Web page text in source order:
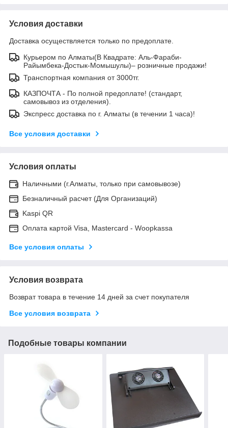
Условия доставки
Доставка осуществляется только по предоплате.
Курьером по Алматы(В Квадрате: Аль-Фараби-
Райымбека-Достык-Момышулы)– розничные продажи!
Транспортная компания от 3000тг.
КАЗПОЧТА - По полной предоплате! (стандарт,
самовывоз из отделения).
Экспресс доставка по г. Алматы (в течении 1 часа)!
Все условия доставки
Условия оплаты
Наличными (г.Алматы, только при самовывозе)
Безналичный расчет (Для Организаций)
Kaspi QR
Оплата картой Visa, Mastercard - Woopkassa
Все условия оплаты
Условия возврата
Возврат товара в течение 14 дней за счет покупателя
Все условия возврата
Подобные товары компании